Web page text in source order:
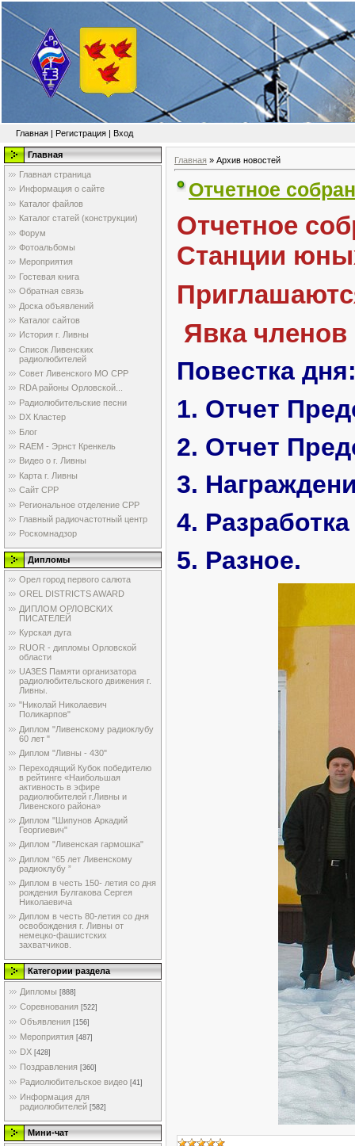
Главная | Регистрация | Вход
Главная
Главная страница
Информация о сайте
Каталог файлов
Каталог статей (конструкции)
Форум
Фотоальбомы
Мероприятия
Гостевая книга
Обратная связь
Доска объявлений
Каталог сайтов
История г. Ливны
Список Ливенских
радиолюбителей
Совет Ливенского МО СРР
RDA районы Орловской...
Радиолюбительские песни
DX Кластер
Блог
RAEM - Эрнст Кренкель
Видео о г. Ливны
Карта г. Ливны
Сайт СРР
Региональное отделение СРР
Главный радиочастотный центр
Роскомнадзор
Дипломы
Орел город первого салюта
OREL DISTRICTS AWARD
ДИПЛОМ ОРЛОВСКИХ
ПИСАТЕЛЕЙ
Курская дуга
RUOR - дипломы Орловской
области
UA3ES Памяти организатора
радиолюбительского движения г.
Ливны.
"Николай Николаевич
Поликарпов"
Диплом "Ливенскому радиоклубу
60 лет "
Диплом "Ливны - 430"
Переходящий Кубок победителю
в рейтинге «Наибольшая
активность в эфире
радиолюбителей г.Ливны и
Ливенского района»
Диплом "Шипунов Аркадий
Георгиевич"
Диплом "Ливенская гармошка"
Диплом “65 лет Ливенскому
радиоклубу ”
Диплом в честь 150- летия со дня
рождения Булгакова Сергея
Николаевича
Диплом в честь 80-летия со дня
освобождения г. Ливны от
немецко-фашистских
захватчиков.
Категории раздела
Дипломы [888]
Соревнования [522]
Объявления [156]
Мероприятия [487]
DX [428]
Поздравления [360]
Радиолюбительское видео [41]
Информация для
радиолюбителей [582]
Мини-чат
Главная » Архив новостей
Отчетное
Отчетное
Станции
Явка
Повестка
1. Отчет
2. Отчет
3.
4.
5. Разное.